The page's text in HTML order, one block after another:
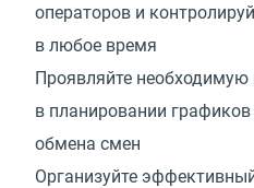
операторов и
в любое время
Проявляйте необходимую
в планировании
обмена смен
Организуйте